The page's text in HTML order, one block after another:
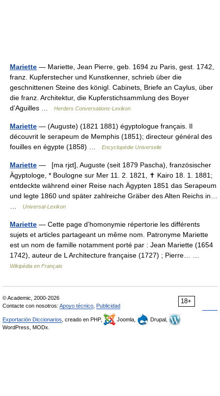
Mariette — Mariette, Jean Pierre, geb. 1694 zu Paris, gest. 1742,
franz. Kupferstecher und Kunstkenner, schrieb über die
geschnittenen Steine des königl. Cabinets, Briefe an Caylus, über
die franz. Architektur, die Kupferstichsammlung des Boyer
dʼAguilles …
Herders Conversations-Lexikon
Mariette — (Auguste) (1821 1881) égyptologue français. Il
découvrit le serapeum de Memphis (1851); directeur général des
fouilles en égypte (1858) …
Encyclopédie Universelle
Mariette — [ma rjɛt], Auguste (seit 1879 Pascha), französischer
Ägyptologe, * Boulogne sur Mer 11. 2. 1821, ✝ Kairo 18. 1. 1881;
entdeckte während einer Reise nach Ägypten 1851 das Serapeum
und legte 1860 und später zahlreiche Gräber des Alten Reichs in…
Universal-Lexikon
Mariette — Cette page d’homonymie répertorie les différents
sujets et articles partageant un même nom. Patronyme Mariette
est un nom de famille notamment porté par : Jean Mariette (1654
1742), auteur de L Architecture française (1727) ; Pierre… …
Wikipédia en Français
18+
© Academic, 2000-2026
Contacte con nosotros: Apoyo técnico Publicidad
Exportación Diccionarios , creado en PHP, Joomla,
Drupal,
WordPress, MODx.